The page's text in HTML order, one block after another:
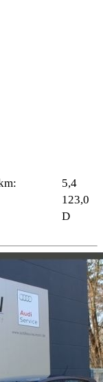
5,4
123,0
D